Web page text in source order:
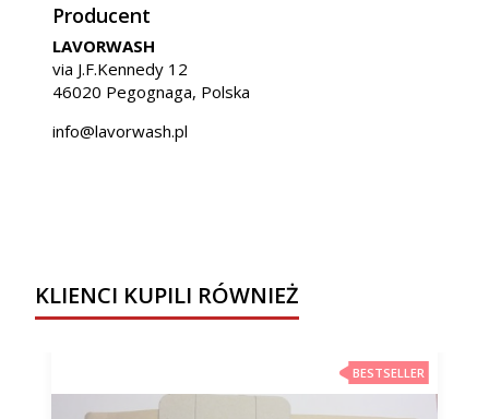
Producent
LAVORWASH
via J.F.Kennedy 12
46020 Pegognaga, Polska
info@lavorwash.pl
KLIENCI KUPILI RÓWNIEŻ
BESTSELLER